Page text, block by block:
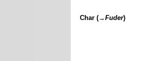
Char (→Fuder)